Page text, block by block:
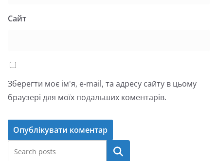
Сайт
Зберегти моє ім'я, e-mail, та адресу сайту в цьому
браузері для моїх подальших коментарів.
Пошук